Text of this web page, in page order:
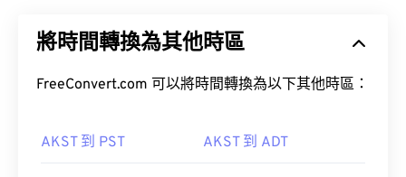
將時間轉換為其他時區
FreeConvert.com 可以將時間轉換為以下其他時區：
AKST 到 PST AKST 到 ADT